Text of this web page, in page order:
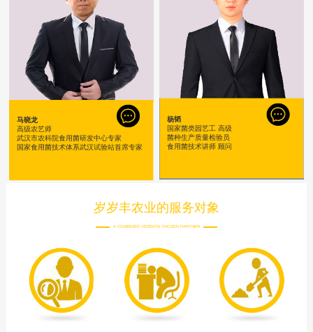
马晓龙
高级农艺师
武汉市农科院食用菌研发中心专家
国家食用菌技术体系武汉试验站首席专家
杨韬
国家菌类园艺工 高级
菌种生产质量检验员
食用菌技术讲师 顾问
岁岁丰农业的服务对象
A COMBINED VERSION CHOSEN PARTNER